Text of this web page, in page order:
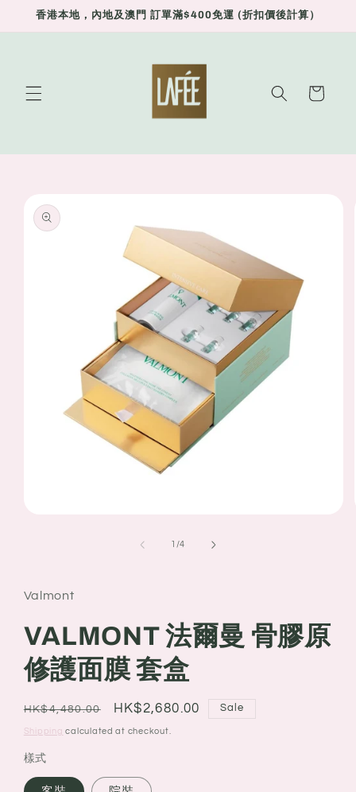
Skip to
香港本地，內地及澳門 訂單滿$400免運 (折扣價後計算）
Cart
product
information
1 /of
4
Valmont
VALMONT 法爾曼 骨膠原
修護面膜 套盒
Regular
price
HK$4,480.00
Sale
price
HK$2,680.00 Sale
Shipping calculated at checkout.
樣式